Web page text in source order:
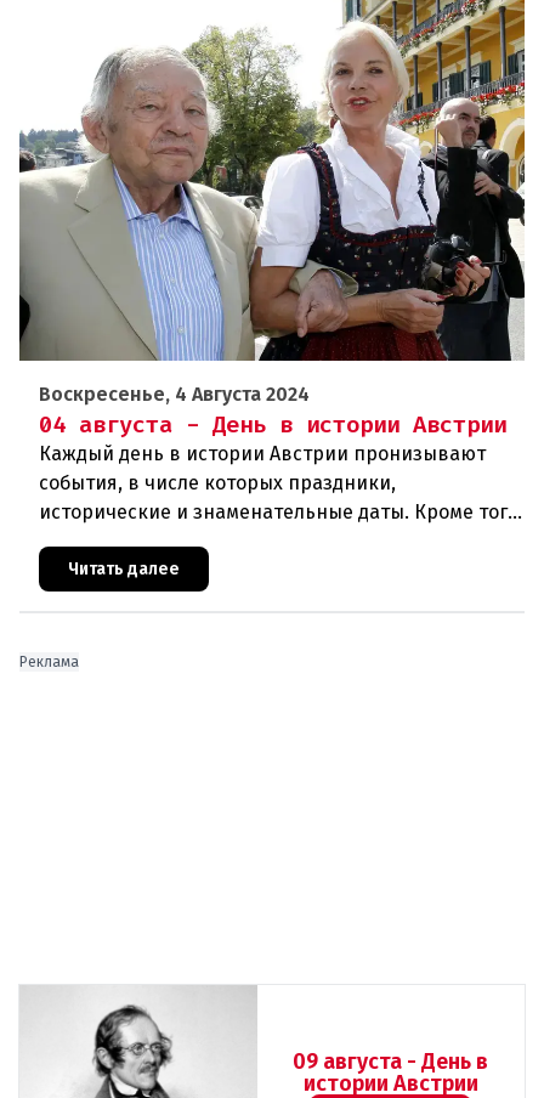
Воскресенье, 4 Августа 2024
04 августа - День в истории Австрии
Каждый день в истории Австрии пронизывают
события, в числе которых праздники,
исторические и знаменательные даты. Кроме того
также дни их смерти. Что же произ
Читать далее
Реклама
09 августа - День в
истории Австрии